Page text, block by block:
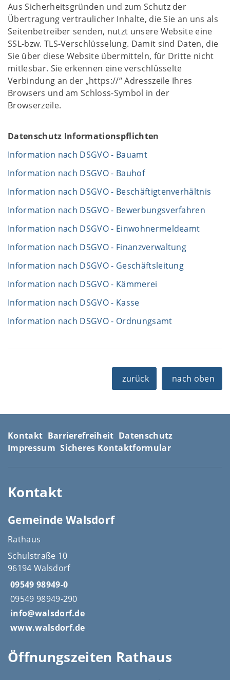
Aus Sicherheitsgründen und zum Schutz der
Übertragung vertraulicher Inhalte, die Sie an uns als
Seitenbetreiber senden, nutzt unsere Website eine
SSL-bzw. TLS-Verschlüsselung. Damit sind Daten, die
Sie über diese Website übermitteln, für Dritte nicht
mitlesbar. Sie erkennen eine verschlüsselte
Verbindung an der „https://“ Adresszeile Ihres
Browsers und am Schloss-Symbol in der
Browserzeile.
Datenschutz Informationspflichten
Information nach DSGVO - Bauamt
Information nach DSGVO - Bauhof
Information nach DSGVO - Beschäftigtenverhältnis
Information nach DSGVO - Bewerbungsverfahren
Information nach DSGVO - Einwohnermeldeamt
Information nach DSGVO - Finanzverwaltung
Information nach DSGVO - Geschäftsleitung
Information nach DSGVO - Kämmerei
Information nach DSGVO - Kasse
Information nach DSGVO - Ordnungsamt
zurück nach oben
Kontakt Barrierefreiheit Datenschutz
Impressum Sicheres Kontaktformular
Kontakt
Gemeinde Walsdorf
Rathaus
Schulstraße 10
96194 Walsdorf
09549 98949-0
09549 98949-290
info@walsdorf.de
www.walsdorf.de
Öffnungszeiten Rathaus